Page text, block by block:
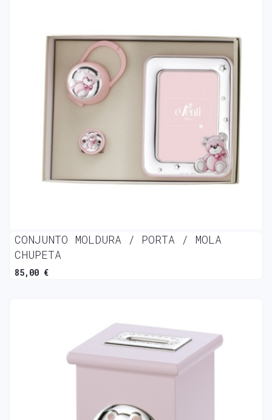
CONJUNTO MOLDURA / PORTA / MOLA
CHUPETA
85,00 €